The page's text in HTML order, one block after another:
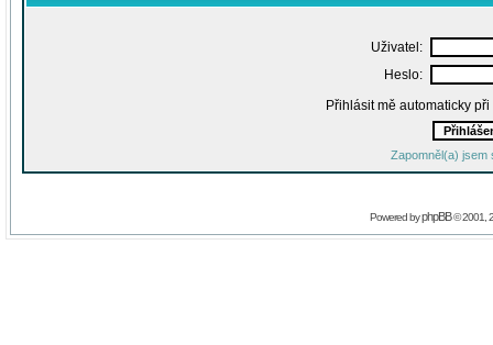
Uživatel:
Heslo:
Přihlásit mě automaticky
Zapomněl(a) jsem
Powered byphpBB© 2001,